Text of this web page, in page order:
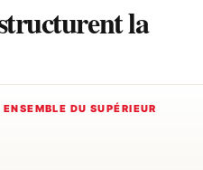
la
DU SUPÉRIEUR